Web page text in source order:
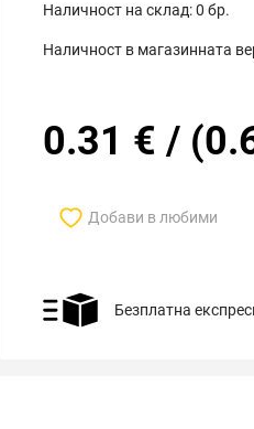
Наличност на склад:0 бр.
Наличност в магазинната
0.31 € / (
Добави в любими
Безплатна